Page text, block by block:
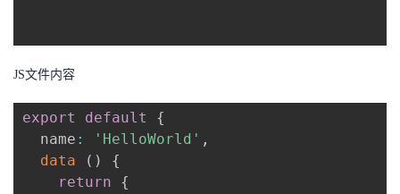
播
活
动
的
关
注
我
的
我
JS文件内容
export default
{
  name
: 'HelloWorld' ,
data
( )
{
return
{